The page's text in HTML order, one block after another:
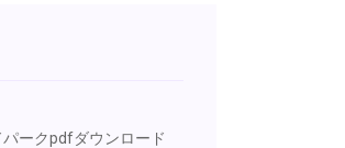
ークpdfダウンロード